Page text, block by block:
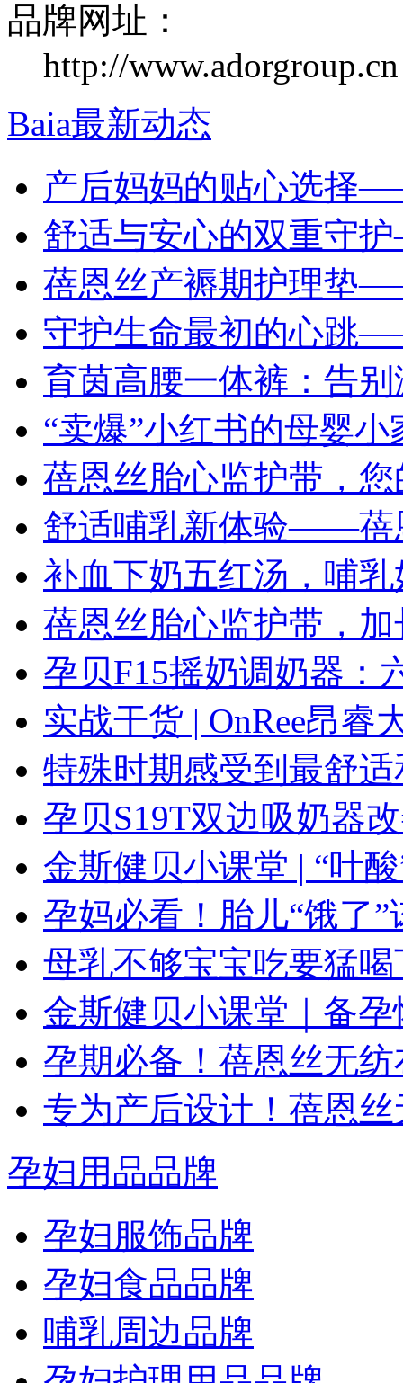
品牌网址：
http://www.adorgroup.cn
Baia最新动态
产后妈妈的贴心选择
舒适与安心的双重守
蓓恩丝产褥期护理垫
守护生命最初的心跳
育茵高腰一体裤：告
“卖爆”小红书的母婴
蓓恩丝胎心监护带，
舒适哺乳新体验——蓓
补血下奶五红汤，哺
蓓恩丝胎心监护带，
孕贝F15摇奶调奶器：
实战干货 | OnRee昂睿
特殊时期感受到最舒
孕贝S19T双边吸奶器
金斯健贝小课堂 | “叶
孕妈必看！胎儿“饿了
母乳不够宝宝吃要猛
金斯健贝小课堂｜备
孕期必备！蓓恩丝无
专为产后设计！蓓恩
孕妇用品品牌
孕妇服饰品牌
孕妇食品品牌
哺乳周边品牌